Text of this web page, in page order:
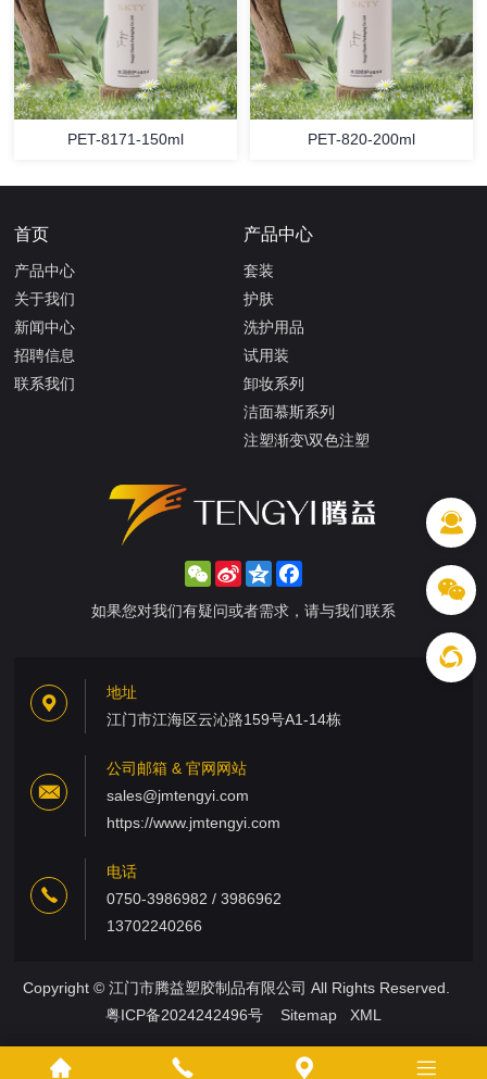
PET-8171-150ml PET-820-200ml
首页
产品中心
关于我们
新闻中心
招聘信息
联系我们
产品中心
套装
护肤
洗护用品
试用装
卸妆系列
洁面慕斯系列
注塑渐变\双色注塑
WeChat
Sina
Weibo
Qzone
如果您对我们有疑问或者需求，请与我们联系
地址
江门市江海区云沁路159号A1-14栋
公司邮箱 & 官网网站
sales@jmtengyi.com
https://www.jmtengyi.com
电话
0750-3986982 / 3986962
13702240266
Copyright © 江门市腾益塑胶制品有限公司 All Rights Reserved.
粤ICP备2024242496号
Sitemap XML